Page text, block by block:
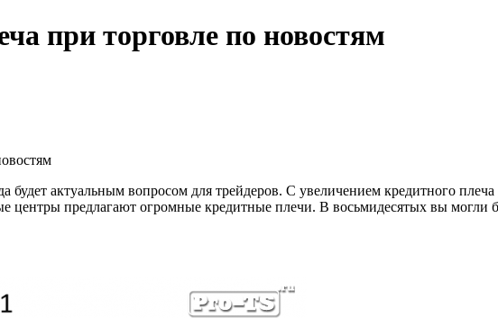
при торговле по новостям
будет актуальным вопросом для трейдеров. С увеличением кредитного
центры предлагают огромные кредитные плечи. В восьмидесятых вы могли